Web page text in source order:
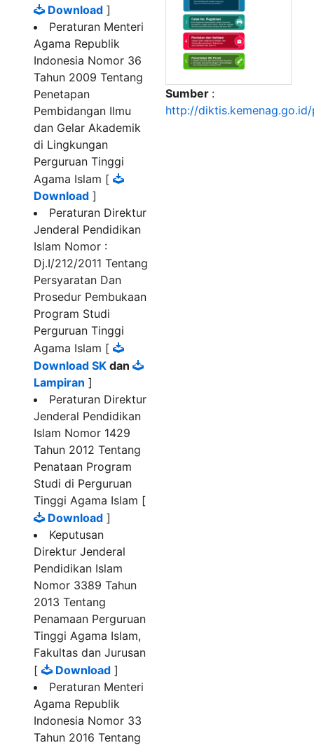
Download ]
Peraturan Menteri
Agama Republik
Indonesia Nomor 36
Tahun 2009 Tentang
Penetapan
Pembidangan Ilmu
dan Gelar Akademik
di Lingkungan
Perguruan Tinggi
Agama Islam [
Download ]
Peraturan Direktur
Jenderal Pendidikan
Islam Nomor :
Dj.I/212/2011 Tentang
Persyaratan Dan
Prosedur Pembukaan
Program Studi
Perguruan Tinggi
Agama Islam [
Download SK dan
Lampiran ]
Peraturan Direktur
Jenderal Pendidikan
Islam Nomor 1429
Tahun 2012 Tentang
Penataan Program
Studi di Perguruan
Tinggi Agama Islam [
Download ]
Keputusan
Direktur Jenderal
Pendidikan Islam
Nomor 3389 Tahun
2013 Tentang
Penamaan Perguruan
Tinggi Agama Islam,
Fakultas dan Jurusan
[
Download ]
Peraturan Menteri
Agama Republik
Indonesia Nomor 33
Tahun 2016 Tentang
Sumber :
http://